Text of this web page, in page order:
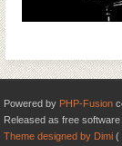
Powered by PHP-Fusion
Released as free
Theme designed by Dimi (